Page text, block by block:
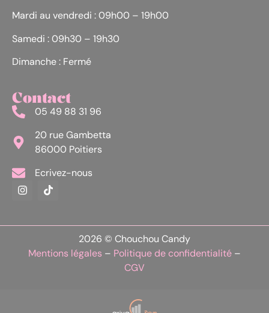
Mardi au vendredi : 09h00 – 19h00
Samedi : 09h30 – 19h30
Dimanche : Fermé
Contact
05 49 88 31 96
20 rue Gambetta
86000 Poitiers
Ecrivez-nous
2026 © Chouchou Candy
Mentions légales – Politique de confidentialité –
CGV